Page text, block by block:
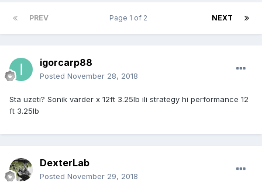
PREV NEXT
Page 1 of 2
igorcarp88
Posted November 28, 2018
Sta uzeti? Sonik varder x 12ft 3.25lb ili strategy hi performance 12
ft 3.25lb
DexterLab
Posted November 29, 2018